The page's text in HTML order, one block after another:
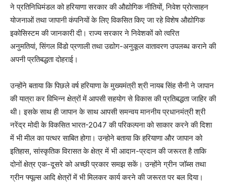
ने प्रतिनिधिमंडल को हरियाणा सरकार की औद्योगिक नीतियों, निवेश प्रोत्साहन
योजनाओं तथा जापानी कंपनियों के लिए विकसित किए जा रहे विशेष औद्योगिक
इकोसिस्टम की जानकारी दी। राज्य सरकार ने निवेशकों को त्वरित
अनुमतियां, सिंगल विंडो प्रणाली तथा उद्योग-अनुकूल वातावरण उपलब्ध कराने की
अपनी प्रतिबद्धता दोहराई।
उन्होंने बताया कि पिछले वर्ष हरियाणा के मुख्यमंत्री श्री नायब सिंह सैनी ने जापान
की यात्रा कर विभिन्न क्षेत्रों में आपसी सहयोग से विकास की प्रतिबद्धता जाहिर की
थी। इसके साथ ही जापान के साथ आपसी समन्वय माननीय प्रधानमंत्री श्री
नरेंद्र मोदी के विकसित भारत-2047 की परिकल्पना को साकार करने की दिशा
में भी मील का पत्थर साबित होगा। उन्होने बताया कि हरियाणा और जापान को
इतिहास, सांस्कृतिक विरासत के क्षेत्र में भी आदान-प्रदान की जरूरत है ताकि
दोनों क्षेत्र एक-दूसरे को अच्छी प्रकार समझ सकें। उन्होंने ग्रीन जॉब्स तथा
ग्रीन फ्यूल्स आदि क्षेत्रों में भी मिलकर कार्य करने की जरूरत पर बल दिया।